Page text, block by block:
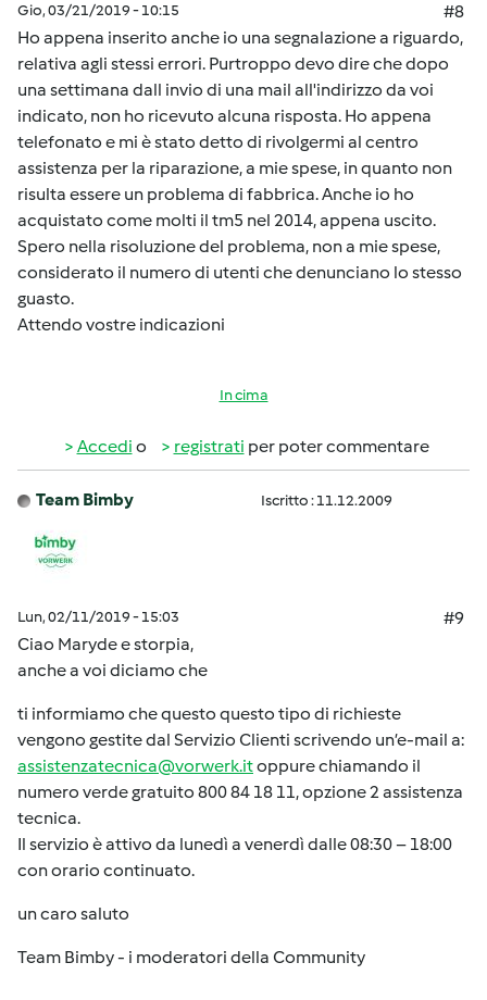
Gio, 03/21/2019 - 10:15
#8
Ho appena inserito anche io una segnalazione a riguardo,
relativa agli stessi errori. Purtroppo devo dire che dopo
una settimana dall invio di una mail all'indirizzo da voi
indicato, non ho ricevuto alcuna risposta. Ho appena
telefonato e mi è stato detto di rivolgermi al centro
assistenza per la riparazione, a mie spese, in quanto non
risulta essere un problema di fabbrica. Anche io ho
acquistato come molti il tm5 nel 2014, appena uscito.
Spero nella risoluzione del problema, non a mie spese,
considerato il numero di utenti che denunciano lo stesso
guasto.
Attendo vostre indicazioni
In cima
Accedi o registrati per poter commentare
Team Bimby Iscritto : 11.12.2009
Lun, 02/11/2019 - 15:03
#9
Ciao Maryde e storpia,
anche a voi diciamo che
ti informiamo che questo questo tipo di richieste
vengono gestite dal Servizio Clienti scrivendo un’e-mail a:
assistenzatecnica@vorwerk.itoppure chiamando il
numero verde gratuito 800 84 18 11, opzione 2 assistenza
tecnica.
Il servizio è attivo da lunedì a venerdì dalle 08:30 – 18:00
con orario continuato.
un caro saluto
Team Bimby - i moderatori della Community